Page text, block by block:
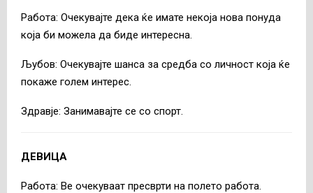
Работа: Очекувајте дека ќе имате некоја нова понуда
која би можела да биде интересна.
Љубов: Очекувајте шанса за средба со личност која ќе
покаже голем интерес.
Здравје: Занимавајте се со спорт.
ДЕВИЦА
Работа: Ве очекуваат пресврти на полето работа.